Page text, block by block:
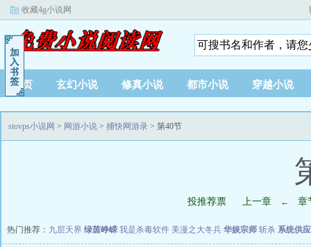
收藏4g小说网
首页 玄幻小说 修真小说 都市小说 穿越小说
stovps小说网 > 网游小说 > 捕快网游录 > 第40节
投推荐票 上一章 ← 章
热门推荐： 九层天界 绿茵峥嵘 我是杀毒软件 美漫之大冬兵 华娱宗师 斩杀 系统供